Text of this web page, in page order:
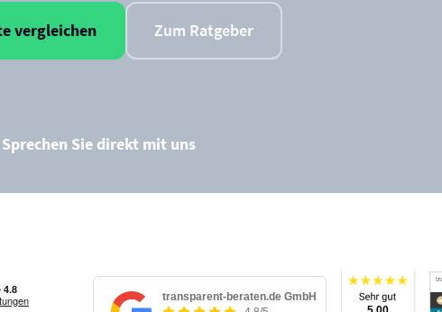
vergleichen Zum Ratgeber
Sprechen Sie direkt mit uns